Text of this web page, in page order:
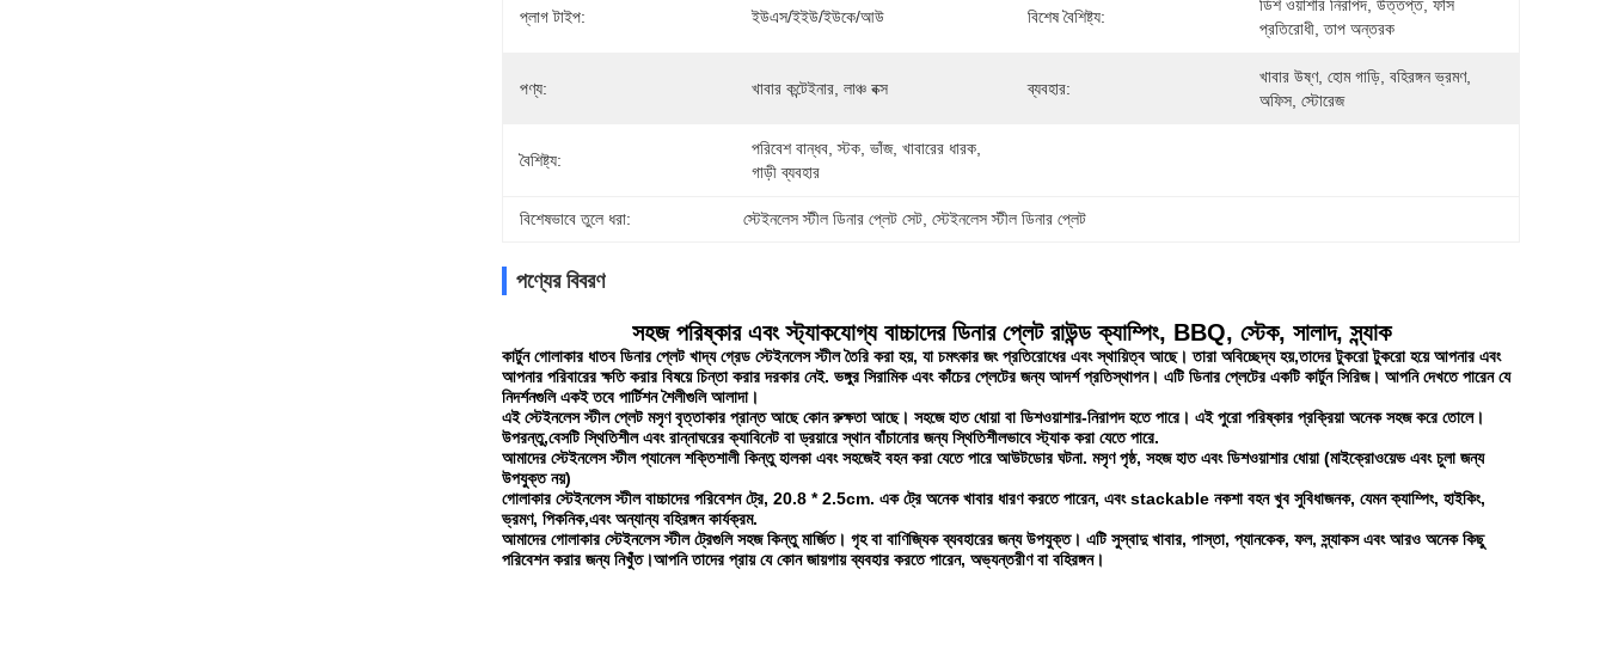
প্লাগ টাইপ: ইউএস/ইইউ/ইউকে/আউ বিশেষ বৈশিষ্ট্য:
ডিশ ওয়াশার নিরাপদ, উত্তপ্ত, ফাঁস
প্রতিরোধী, তাপ অন্তরক
পণ্য: খাবার কন্টেইনার, লাঞ্চ বক্স ব্যবহার:
খাবার উষ্ণ, হোম গাড়ি, বহিরঙ্গন ভ্রমণ,
অফিস, স্টোরেজ
বৈশিষ্ট্য:
পরিবেশ বান্ধব, স্টক, ভাঁজ, খাবারের ধারক,
গাড়ী ব্যবহার
বিশেষভাবে তুলে ধরা: স্টেইনলেস স্টীল ডিনার প্লেট সেট , স্টেইনলেস স্টীল ডিনার প্লেট
পণ্যের বিবরণ
সহজ পরিষ্কার এবং স্ট্যাকযোগ্য বাচ্চাদের ডিনার প্লেট রাউন্ড ক্যাম্পিং, BBQ, স্টেক, সালাদ, স্ন্যাক
কার্টুন গোলাকার ধাতব ডিনার প্লেট খাদ্য গ্রেড স্টেইনলেস স্টীল তৈরি করা হয়, যা চমৎকার জং প্রতিরোধের এবং স্থায়িত্ব আছে। তারা অবিচ্ছেদ্য হয়,তাদের টুকরো টুকরো হয়ে আপনার এবং
আপনার পরিবারের ক্ষতি করার বিষয়ে চিন্তা করার দরকার নেই. ভঙ্গুর সিরামিক এবং কাঁচের প্লেটের জন্য আদর্শ প্রতিস্থাপন। এটি ডিনার প্লেটের একটি কার্টুন সিরিজ। আপনি দেখতে পারেন যে
নিদর্শনগুলি একই তবে পার্টিশন শৈলীগুলি আলাদা।
এই স্টেইনলেস স্টীল প্লেট মসৃণ বৃত্তাকার প্রান্ত আছে কোন রুক্ষতা আছে। সহজে হাত ধোয়া বা ডিশওয়াশার-নিরাপদ হতে পারে। এই পুরো পরিষ্কার প্রক্রিয়া অনেক সহজ করে তোলে।
উপরন্তু,বেসটি স্থিতিশীল এবং রান্নাঘরের ক্যাবিনেট বা ড্রয়ারে স্থান বাঁচানোর জন্য স্থিতিশীলভাবে স্ট্যাক করা যেতে পারে.
আমাদের স্টেইনলেস স্টীল প্যানেল শক্তিশালী কিন্তু হালকা এবং সহজেই বহন করা যেতে পারে আউটডোর ঘটনা. মসৃণ পৃষ্ঠ, সহজ হাত এবং ডিশওয়াশার ধোয়া (মাইক্রোওয়েভ এবং চুলা জন্য
উপযুক্ত নয়)
গোলাকার স্টেইনলেস স্টীল বাচ্চাদের পরিবেশন ট্রে, 20.8 * 2.5cm. এক ট্রে অনেক খাবার ধারণ করতে পারেন, এবং stackable নকশা বহন খুব সুবিধাজনক, যেমন ক্যাম্পিং, হাইকিং,
ভ্রমণ, পিকনিক,এবং অন্যান্য বহিরঙ্গন কার্যক্রম.
আমাদের গোলাকার স্টেইনলেস স্টীল ট্রেগুলি সহজ কিন্তু মার্জিত। গৃহ বা বাণিজ্যিক ব্যবহারের জন্য উপযুক্ত। এটি সুস্বাদু খাবার, পাস্তা, প্যানকেক, ফল, স্ন্যাকস এবং আরও অনেক কিছু
পরিবেশন করার জন্য নিখুঁত।আপনি তাদের প্রায় যে কোন জায়গায় ব্যবহার করতে পারেন, অভ্যন্তরীণ বা বহিরঙ্গন।